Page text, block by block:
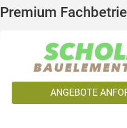
Premium
ANGEBOTE